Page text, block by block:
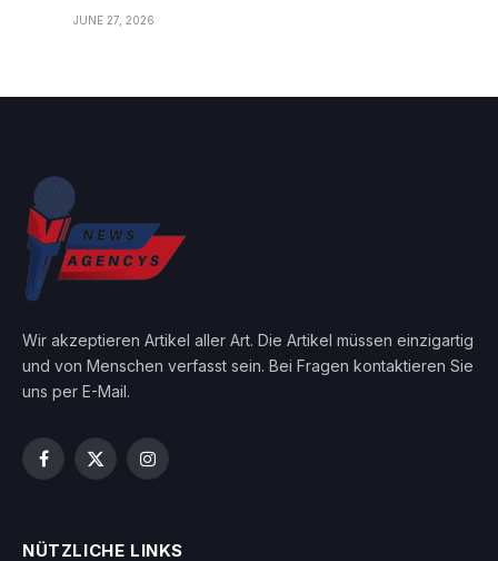
JUNE 27, 2026
Wir akzeptieren Artikel aller Art. Die Artikel müssen einzigartig
und von Menschen verfasst sein. Bei Fragen kontaktieren Sie
uns per E-Mail.
Facebook
X
Instagram
NÜTZLICHE LINKS